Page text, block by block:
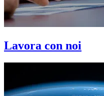
Lavora con noi